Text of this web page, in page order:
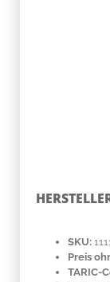
SKU:
Preis
TARIC-